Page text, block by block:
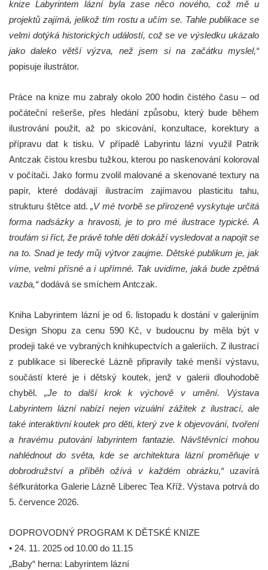
knize Labyrintem lázní byla zase něco nového, což mě u
projektů zajímá, jelikož tím rostu a učím se. Tahle publikace se
velmi dotýká historických událostí, což se ve výsledku ukázalo
jako daleko větší výzva, než jsem si na začátku myslel,“
popisuje ilustrátor.
Práce na knize mu zabraly okolo 200 hodin čistého času – od
počáteční rešerše, přes hledání způsobu, který bude během
ilustrování použit, až po skicování, konzultace, korektury a
přípravu dat k tisku. V případě Labyrintu lázní využil Patrik
Antczak čistou kresbu tužkou, kterou po naskenování koloroval
v počítači. Jako formu zvolil malované a skenované textury na
papír, které dodávají ilustracím zajímavou plasticitu tahu,
strukturu štětce atd.„V mé tvorbě se přirozeně vyskytuje určitá
forma nadsázky a hravosti, je to pro mé ilustrace typické. A
troufám si říct, že právě tohle děti dokáží vysledovat a napojit se
na to. Snad je tedy můj výtvor zaujme. Dětské publikum je, jak
víme, velmi přísné a i upřímné. Tak uvidíme, jaká bude zpětná
vazba,“dodává se smíchem Antczak.
Kniha Labyrintem lázní je od 6. listopadu k dostání v galerijním
Design Shopu za cenu 590 Kč, v budoucnu by měla být v
prodeji také ve vybraných knihkupectvích a galeriích. Z ilustrací
z publikace si liberecké Lázně připravily také menší výstavu,
součástí které je i dětský koutek, jenž v galerii dlouhodobě
chyběl. „Je to další krok k výchově v umění. Výstava
Labyrintem lázní nabízí nejen vizuální zážitek z ilustrací, ale
také interaktivní koutek pro děti, který zve k objevování, tvoření
a hravému putování labyrintem fantazie. Návštěvníci mohou
nahlédnout do světa, kde se architektura lázní proměňuje v
dobrodružství a příběh ožívá v každém obrázku,“uzavírá
šéfkurátorka Galerie Lázně Liberec Tea Kříž. Výstava potrvá do
5. července 2026.
DOPROVODNÝ PROGRAM K DĚTSKÉ KNIZE
• 24. 11. 2025 od 10.00 do 11.15
„Baby“ herna: Labyrintem lázní